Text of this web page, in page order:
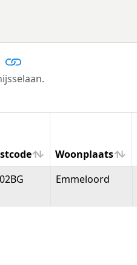
Woonplaats
Woonplaats
Emmeloord